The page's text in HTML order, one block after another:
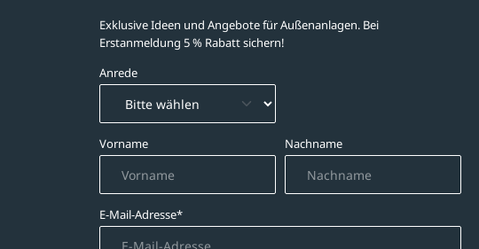
Exklusive Ideen und Angebote für Außenanlagen. Bei
Erstanmeldung 5 % Rabatt sichern!
Anrede
Vorname Nachname
E-Mail-Adresse*